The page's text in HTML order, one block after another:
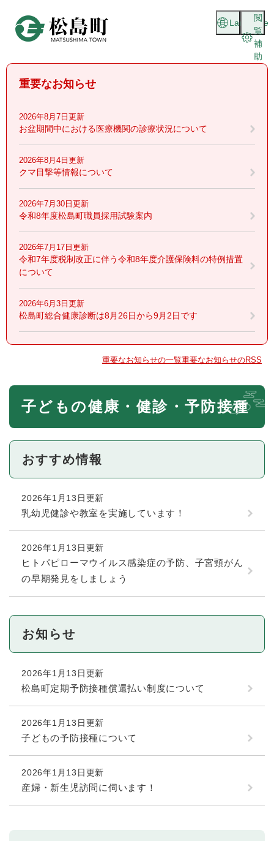
頭
閲
覧
補
助
Language
重要なお知らせ
2026年8月7日更新
お盆期間中における医療機関の診療状況について
2026年8月4日更新
クマ目撃等情報について
2026年7月30日更新
令和8年度松島町職員採用試験案内
2026年7月17日更新
令和7年度税制改正に伴う令和8年度介護保険料の特例措置
について
2026年6月3日更新
松島町総合健康診断は8月26日から9月2日です
重要なお知らせの一覧重要なお知らせのRSS
本
子どもの健康・健診・予防接種
おすすめ情報
2026年1月13日更新
乳幼児健診や教室を実施しています！
2026年1月13日更新
ヒトパピローマウイルス感染症の予防、子宮頸がん
の早期発見をしましょう
お知らせ
2026年1月13日更新
松島町定期予防接種償還払い制度について
2026年1月13日更新
子どもの予防接種について
2026年1月13日更新
産婦・新生児訪問に伺います！